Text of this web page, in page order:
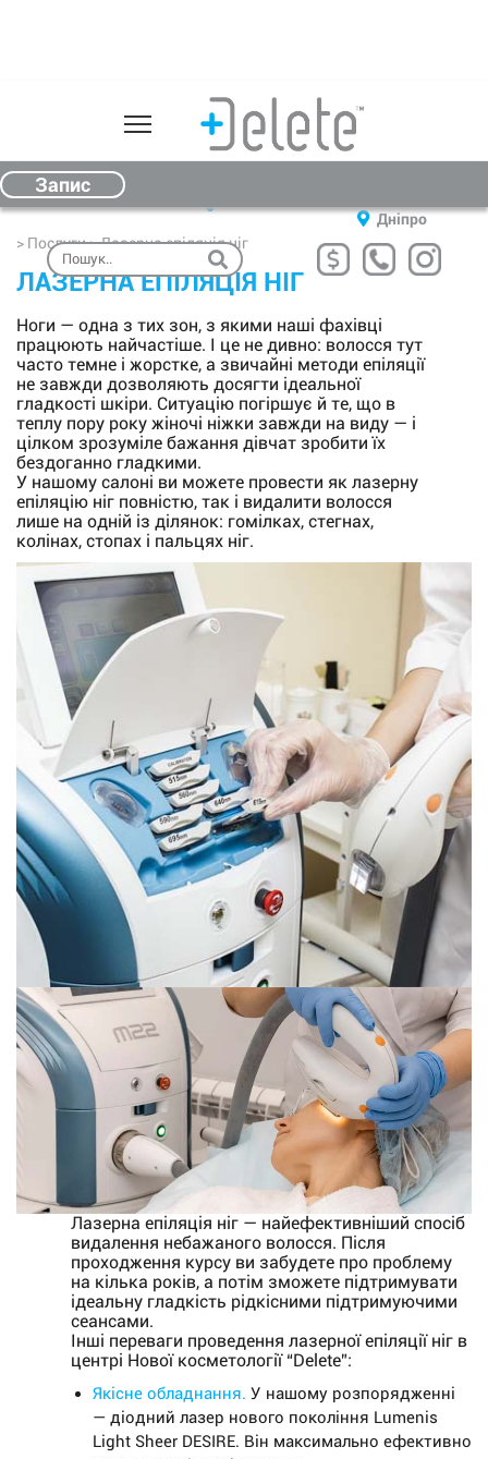
Послуги
Ціни
Обладнання
Відгуки
Косметика
Подарунковий сертифікат
Результати
Контакти
(067) 612-00-33
Дніпро
Запис
> Послуги > Лазерна епіляція ніг
ЛАЗЕРНА ЕПІЛЯЦІЯ НІГ
Ноги — одна з тих зон, з якими наші фахівці
працюють найчастіше. І це не дивно: волосся тут
часто темне і жорстке, а звичайні методи епіляції
не завжди дозволяють досягти ідеальної
гладкості шкіри. Ситуацію погіршує й те, що в
теплу пору року жіночі ніжки завжди на виду — і
цілком зрозуміле бажання дівчат зробити їх
бездоганно гладкими.
У нашому салоні ви можете провести як лазерну
епіляцію ніг повністю, так і видалити волосся
лише на одній із ділянок: гомілках, стегнах,
колінах, стопах і пальцях ніг.
Лазерна епіляція ніг — найефективніший спосіб
видалення небажаного волосся. Після
проходження курсу ви забудете про проблему
на кілька років, а потім зможете підтримувати
ідеальну гладкість рідкісними підтримуючими
сеансами.
Інші переваги проведення лазерної епіляції ніг в
центрі Нової косметології “Delete”:
Якісне обладнання. У нашому розпорядженні
— діодний лазер нового покоління Lumenis
Light Sheer DESIRE. Він максимально ефективно